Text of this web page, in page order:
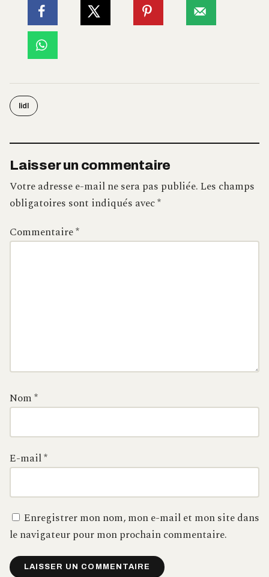
lidl
Laisser un commentaire
Votre adresse e-mail ne sera pas publiée.Les champs
obligatoires sont indiqués avec*
Commentaire*
Nom*
E-mail*
Enregistrer mon nom, mon e-mail et mon site dans
le navigateur pour mon prochain commentaire.